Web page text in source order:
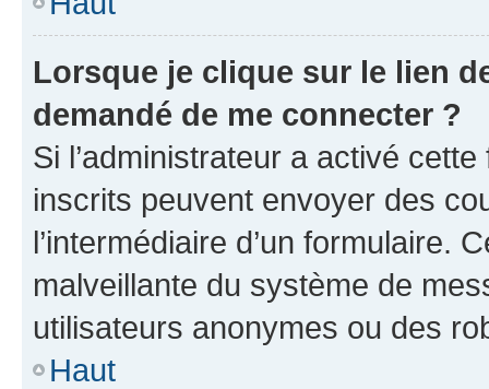
Lorsque je clique sur le lien
demandé de me connecter ?
Si l’administrateur a activé
inscrits peuvent envoyer des
l’intermédiaire d’un formulaire.
malveillante du système de
utilisateurs anonymes ou des
Haut